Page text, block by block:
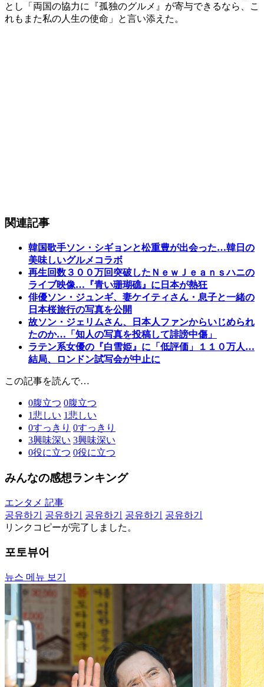
とし「両国の協力に『孤独のグルメ』が寄与できるなら、こ
れもまた私の人生の使命」と言い添えた。
関連記事
韓国歌手ソン・シギョンと松重豊が出会った…韓日の
美味しいグルメコラボ
再生回数３００万回突破したＮｅｗＪｅａｎｓハニの
ライブ映像…『青い珊瑚礁』に日本が熱狂
俳優ソン・ジュンギ、妻ケイティさん・息子と一緒の
日本桜旅行の写真を公開
故ソン・ジェリムさん、日本人ファンからいじめられ
たのか…「知人の写真を投稿して誹謗中傷」
ラテン系女優の『白雪姫』に「低評価」１１０万人…
結局、ロンドン試写会が中止に
この記事を読んで…
0腹立つ 0腹立つ
1悲しい 1悲しい
0すっきり 0すっきり
3興味深い 3興味深い
0役に立つ 0役に立つ
みんなの感想ランキング
エンタメ 記事
공유하기
공유하기 공유하기 공유하기
공유하기
リンクコピーが完了しました。
포토뷰어
뉴스 메뉴 보기